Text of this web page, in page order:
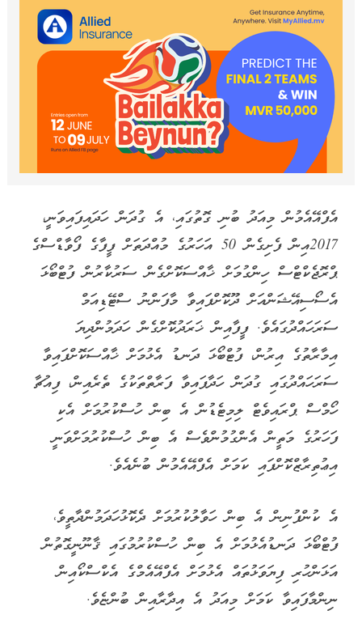
އެފްއޭއެމުން މިއަދު ބުނި ގޮތުގައި، އެ ގުދަން ހަދައިފައިވަނީ،
2017އިން ފެށިގެން 50 އަހަރުގެ މުއްދަތަށް ފީފާގެ ފޯވާޑްސްގެ
ޕްރޮޖެކްޓްސް ހިންގުމަށް ޚާއްސަކޮށްގެން ސަރުކާރުން ފުޓްބޯޅަ
އެސޯސިއޭޝަންއަށް ދޫކޮށްފައިވާ މާފަންނު ސްޓޭޑިއަމް
ސަރަހައްދުގައެވެ. ފީފާއިން ޚަރަދުކޮށްގެން ހަދަމުންދިޔަ
އިމާރާތުގެ އިރުން، ފުޓްބޯޅަ ދަނޑު އެޅުމަށް ޚާއްސަކޮށްފައިވާ
ސަރަހައްދުގައި ގުދަން ހަދާފައިވާ ފަރާތްތަކުގެ ތެރެއިން، ފިއުޗާ
ހޯމްސް ޕްރައިވެޓް ލިމިޓެޑުން އެ ބިން ހުސްކުރުމަށް އެކި
ފަހަރުގެ މަތީން އެންގުމުންވެސް އެ ބިން ހުސްކުރުމަށްވަނީ
އިޢުތިރާޒްކޮށްފައި ކަމަށް އެފްއޭއެމުން ބުނެއެވެ.
އެ ކުންފުނިން އެ ބިން ހަވާލުކުރުމަށް ދެކޮޅުހަދަމުންދާތީވެ،
ފުޓްބޯޅަ ދަނޑުއެޅުމަށް އެ ބިން ހުސްކުރުމުގައި ޤާނޫނީގޮތުން
އަޅަންހުރި ފިޔަވަޅުތައް އެޅުމަށް އެފްއޭއެމްގެ އެކްސްކޯއިން
ނިންމާފައިވާ ކަމަށް މިއަދު އެ އިދާރާއިން ބުންޏެވެ.